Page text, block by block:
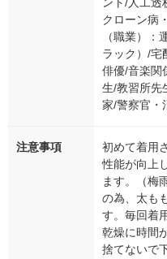
ント/人工透
クローン病
（職業）：
ラック）/宅
俳優/音楽関
生/教習所先
家/警察官・
注意事項
初めて着用
性能が向上
ます。（梅
の為、太も
す。毎回着
乾燥に時間
捨てないで